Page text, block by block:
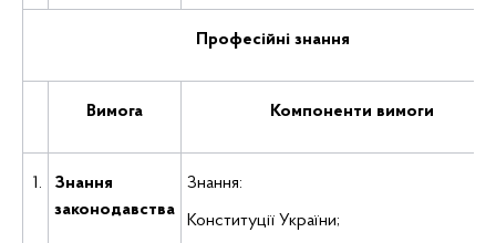
Професійні знання
Вимога Компоненти вимоги
1.
Знання
законодавства
Знання:
Конституції України;